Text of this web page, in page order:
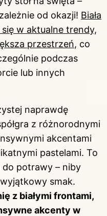
od okazji! Biała
w aktualne trendy,
przestrzeń, co
podczas
lub innych
naprawdę
z różnorodnymi
akcentami
pastelami. To
potrawy – niby
smak.
z białymi frontami,
akcenty w